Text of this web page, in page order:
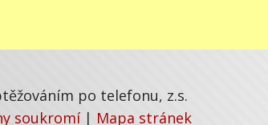
po telefonu, z.s.
soukromí | Mapa stránek